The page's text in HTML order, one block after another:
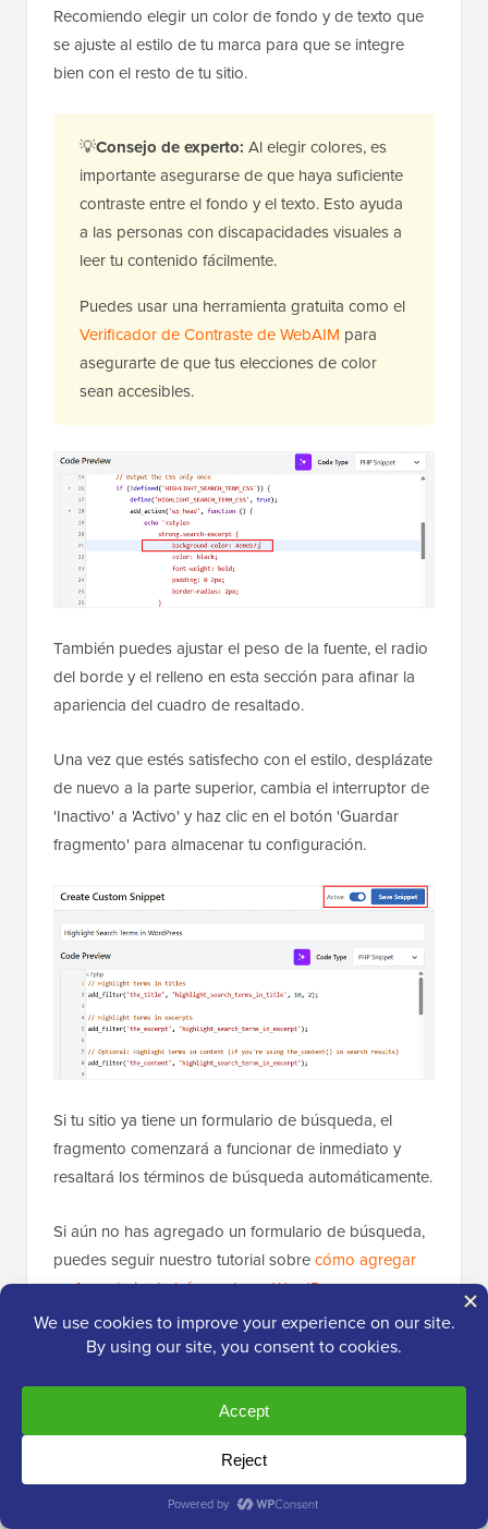
Recomiendo elegir un color de fondo y de texto que
se ajuste al estilo de tu marca para que se integre
bien con el resto de tu sitio.
💡Consejo de experto: Al elegir colores, es
importante asegurarse de que haya suficiente
contraste entre el fondo y el texto. Esto ayuda
a las personas con discapacidades visuales a
leer tu contenido fácilmente.
Puedes usar una herramienta gratuita como el
Verificador de Contraste de WebAIM para
asegurarte de que tus elecciones de color
sean accesibles.
También puedes ajustar el peso de la fuente, el radio
del borde y el relleno en esta sección para afinar la
apariencia del cuadro de resaltado.
Una vez que estés satisfecho con el estilo, desplázate
de nuevo a la parte superior, cambia el interruptor de
'Inactivo' a 'Activo' y haz clic en el botón 'Guardar
fragmento' para almacenar tu configuración.
Si tu sitio ya tiene un formulario de búsqueda, el
fragmento comenzará a funcionar de inmediato y
resaltará los términos de búsqueda automáticamente.
Si aún no has agregado un formulario de búsqueda,
puedes seguir nuestro tutorial sobrecómo agregar
un formulario de búsqueda en WordPress.